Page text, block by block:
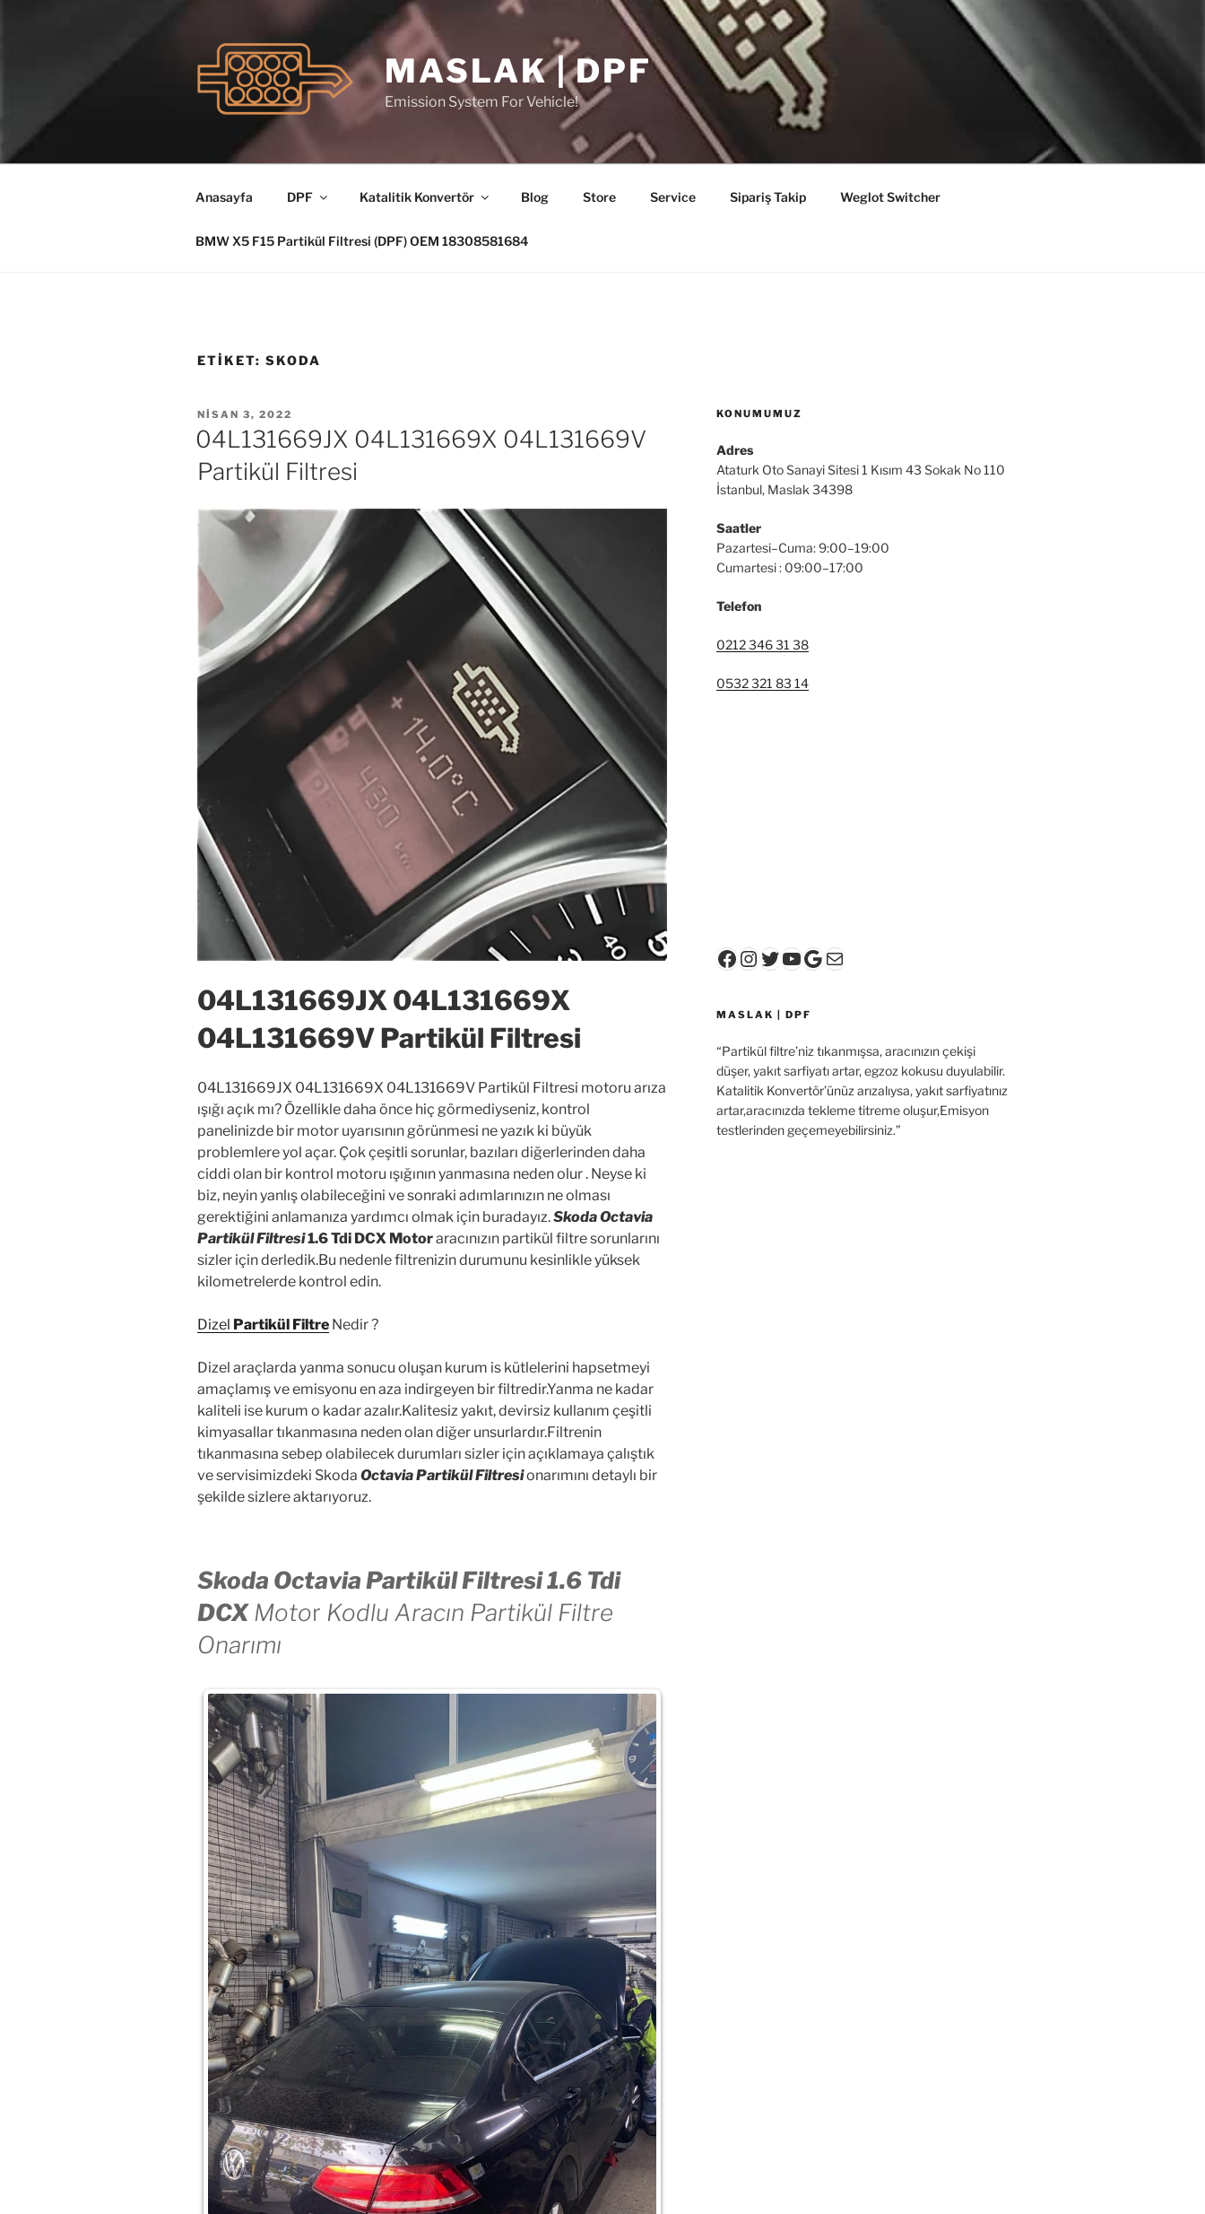
MASLAK | DPF
Emission System For Vehicle!
Anasayfa DPF Katalitik Konvertör Blog Store Service Sipariş Takip Weglot Switcher
BMW X5 F15 Partikül Filtresi (DPF) OEM 18308581684
ETIKET: SKODA
YAYIM
TARIHI
NISAN 3, 2022
04L131669JX 04L131669X 04L131669V
Partikül Filtresi
04L131669JX 04L131669X
04L131669V Partikül Filtresi
04L131669JX 04L131669X 04L131669V Partikül Filtresi motoru arıza
ışığı açık mı? Özellikle daha önce hiç görmediyseniz, kontrol
panelinizde bir motor uyarısının görünmesi ne yazık ki büyük
problemlere yol açar. Çok çeşitli sorunlar, bazıları diğerlerinden daha
ciddi olan bir kontrol motoru ışığının yanmasına neden olur . Neyse ki
biz, neyin yanlış olabileceğini ve sonraki adımlarınızın ne olması
gerektiğini anlamanıza yardımcı olmak için buradayız.Skoda Octavia
Partikül Filtresi1.6 Tdi DCX Motoraracınızın partikül filtre sorunlarını
sizler için derledik.Bu nedenle filtrenizin durumunu kesinlikle yüksek
kilometrelerde kontrol edin.
Dizel Partikül Filtre Nedir ?
Dizel araçlarda yanma sonucu oluşan kurum is kütlelerini hapsetmeyi
amaçlamış ve emisyonu en aza indirgeyen bir filtredir.Yanma ne kadar
kaliteli ise kurum o kadar azalır.Kalitesiz yakıt, devirsiz kullanım çeşitli
kimyasallar tıkanmasına neden olan diğer unsurlardır.Filtrenin
tıkanmasına sebep olabilecek durumları sizler için açıklamaya çalıştık
ve servisimizdeki Skoda Octavia Partikül Filtresionarımını detaylı bir
şekilde sizlere aktarıyoruz.
Skoda Octavia Partikül Filtresi 1.6 Tdi
DCXMotor Kodlu Aracın Partikül Filtre
Onarımı
KONUMUMUZ
Adres
Ataturk Oto Sanayi Sitesi 1 Kısım 43 Sokak No 110
İstanbul, Maslak 34398
Saatler
Pazartesi–Cuma: 9:00–19:00
Cumartesi : 09:00–17:00
Telefon
0212 346 31 38
0532 321 83 14
Facebook
Instagram
Twitter
YouTube
Google
E-posta
MASLAK | DPF
“Partikül filtre’niz tıkanmışsa, aracınızın çekişi
düşer, yakıt sarfiyatı artar, egzoz kokusu duyulabilir.
Katalitik Konvertör’ünüz arızalıysa, yakıt sarfiyatınız
artar,aracınızda tekleme titreme oluşur,Emisyon
testlerinden geçemeyebilirsiniz.”